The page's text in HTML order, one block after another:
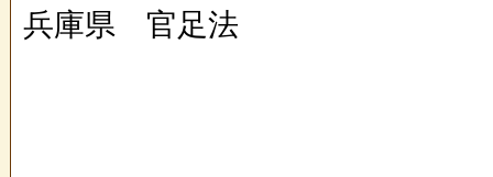
兵庫県 官足法